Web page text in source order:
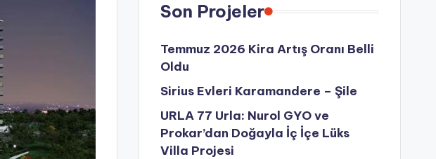
Son Projeler
Temmuz 2026 Kira Artış Oranı Belli
Oldu
Sirius Evleri Karamandere – Şile
URLA 77 Urla: Nurol GYO ve
Prokar’dan Doğayla İç İçe Lüks
Villa Projesi